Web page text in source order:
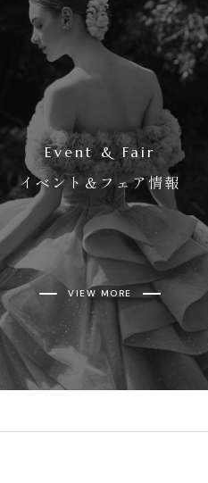
Event & Fair
イベント＆フェア情報
VIEW MORE